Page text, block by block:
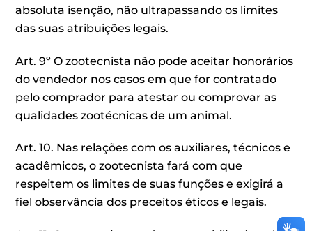
absoluta isenção, não ultrapassando os limites
das suas atribuições legais.
Art. 9º O zootecnista não pode aceitar honorários
do vendedor nos casos em que for contratado
pelo comprador para atestar ou comprovar as
qualidades zootécnicas de um animal.
Art. 10. Nas relações com os auxiliares, técnicos e
acadêmicos, o zootecnista fará com que
respeitem os limites de suas funções e exigirá a
fiel observância dos preceitos éticos e legais.